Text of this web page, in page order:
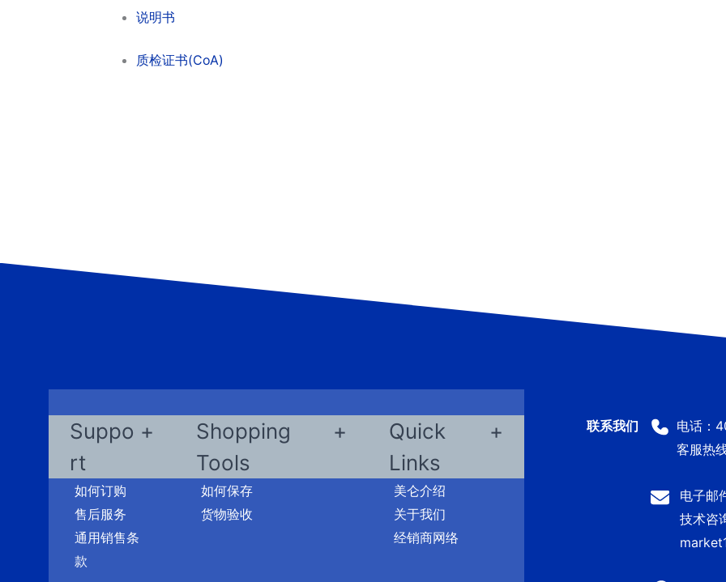
说明书
质检证书(CoA)
Suppo
rt
如何订购
售后服务
通用销售条
款
Shopping
Tools
如何保存
货物验收
Quick
Links
美仑介绍
关于我们
经销商网络
电话：
客服热
电子邮
技术咨